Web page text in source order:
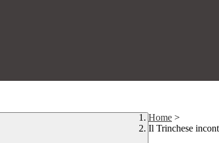
Home >
Il Trinchese